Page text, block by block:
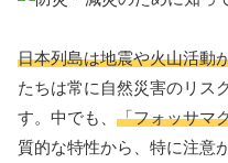
日本列島は地震や火山活動
たちは常に自然災害のリス
す。中でも、 「フォッサマ
質的な特性から、特に注意